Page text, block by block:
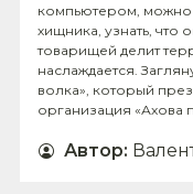
компьютером, можно
хищника, узнать, что
товарищей делит
наслаждается.
волка», который
организация «Ахова
Автор: